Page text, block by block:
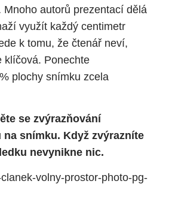
autorů prezentací dělá
využít každý centimetr
k tomu, že čtenář neví,
klíčová. Ponechte
plochy snímku zcela
se zvýrazňování
snímku. Když zvýrazníte
nevynikne nic.